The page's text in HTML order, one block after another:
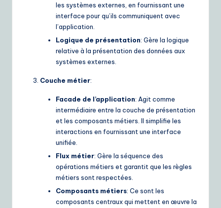
les systèmes externes, en fournissant une
interface pour qu’ils communiquent avec
l’application.
Logique de présentation: Gère la logique
relative à la présentation des données aux
systèmes externes.
Couche métier:
Facade de l’application: Agit comme
intermédiaire entre la couche de présentation
et les composants métiers. Il simplifie les
interactions en fournissant une interface
unifiée.
Flux métier: Gère la séquence des
opérations métiers et garantit que les règles
métiers sont respectées.
Composants métiers: Ce sont les
composants centraux qui mettent en œuvre la